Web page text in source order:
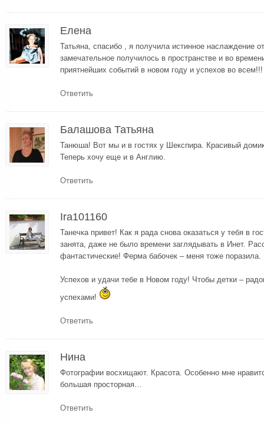
Елена
Татьяна, спасибо , я получила истинное наслаждение
замечательное получилось в пространстве и во
приятнейших событий в новом году и успехов во всем!!!
Ответить
Балашова Татьяна
Танюша! Вот мы и в гостях у Шекспира. Красивый
Теперь хочу еще и в Англию.
Ответить
Ira101160
Танечка привет! Как я рада снова оказаться у тебя в
занята, даже не было времени заглядывать в Инет.
фантастические! Ферма бабочек – меня тоже
Успехов и удачи тебе в Новом году! Чтобы детки –
успехами!
Ответить
Нина
Фотографии восхищают. Красота. Особенно мне
большая просторная…
Ответить